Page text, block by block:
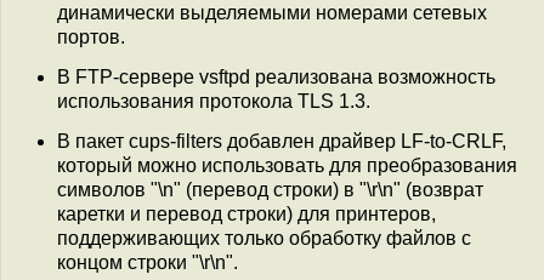
динамически выделяемыми номерами сетевых
портов.
В FTP-сервере vsftpd реализована возможность
использования протокола TLS 1.3.
В пакет cups-filters добавлен драйвер LF-to-CRLF,
который можно использовать для преобразования
символов "\n" (перевод строки) в "\r\n" (возврат
каретки и перевод строки) для принтеров,
поддерживающих только обработку файлов с
концом строки "\r\n".